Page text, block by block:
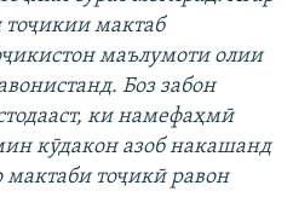
мактаб
маълумоти олии
Боз забон
ки намефаҳмӣ
кӯдакон азоб накашанд
мактаби тоҷикӣ равон